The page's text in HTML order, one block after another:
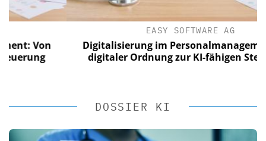
EASY SOFTWARE AG
Digitalisierung im Personalmanagement:
digitaler Ordnung zur KI-fähigen Steuerung
DOSSIER KI